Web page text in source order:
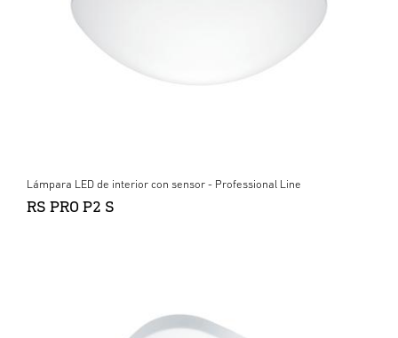
Lámpara LED de interior con sensor - Professional Line
RS PRO P2 S